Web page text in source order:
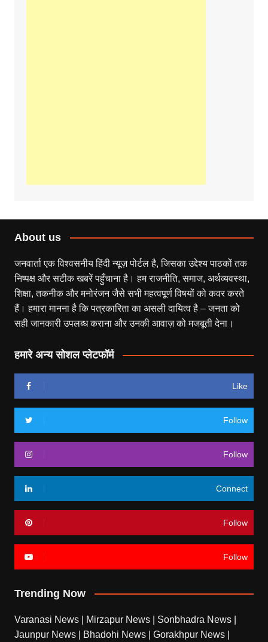
About us
जनवार्ता एक विश्वसनीय हिंदी न्यूज़ पोर्टल है, जिसका उद्देश्य पाठकों तक
निष्पक्ष और सटीक खबरें पहुँचाना है। हम राजनीति, समाज, अर्थव्यवस्था,
शिक्षा, तकनीक और मनोरंजन जैसे सभी महत्वपूर्ण विषयों को कवर करते
हैं। हमारा मानना है कि पत्रकारिता का असली दायित्व है – जनता को
सही जानकारी उपलब्ध कराना और उनकी आवाज़ को मजबूती देना।
हमारे अन्य सोशल प्लेटफॉर्म
Like
Follow
Follow
Connect
Follow
Follow
Trending Now
Varanasi News Mirzapur News Sonbhadra News
Jaunpur News
Bhadohi News Gorakhpur News